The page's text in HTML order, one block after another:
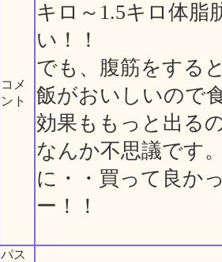
コメ
ント
キロ～1.5キロ体脂
い！！
でも、腹筋をする
飯がおいしいので
効果ももっと出る
なんか不思議です
に・・買って良か
ー！！
パス